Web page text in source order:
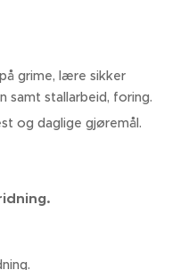
grime, lære sikker
samt stallarbeid, foring.
og daglige gjøremål.